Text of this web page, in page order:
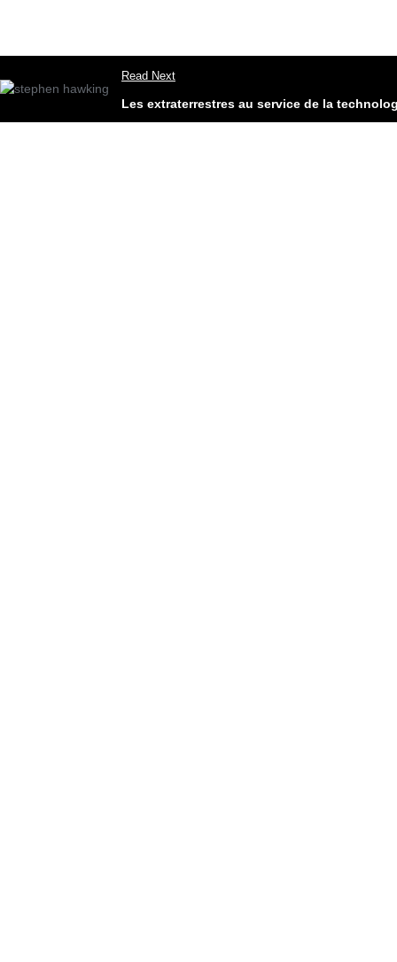
Read Next
Les extraterrestres au service de la